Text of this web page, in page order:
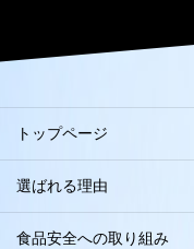
トップページ
選ばれる理由
食品安全への取り組み